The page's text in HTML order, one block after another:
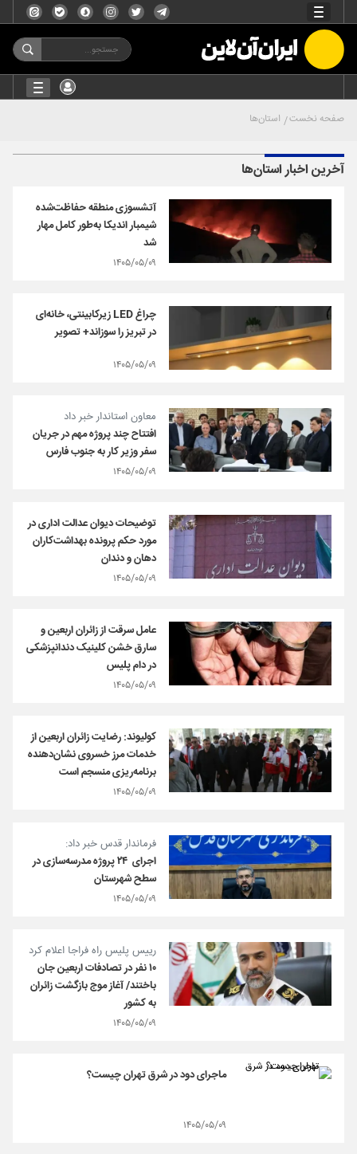
صفحه نخست استان‌ها
آخرین اخبار استان‌ها
آتشسوزی منطقه حفاظت‌شده
شیمبار اندیکا به‌طور کامل مهار
شد
۱۴۰۵/۰۵/۰۹
چراغ LED زیرکابینتی، خانه‌ای
در تبریز را سوزاند+ تصویر
۱۴۰۵/۰۵/۰۹
معاون استاندار خبر داد
افتتاح چند پروژه مهم در جریان
سفر وزیر کار به جنوب فارس
۱۴۰۵/۰۵/۰۹
توضیحات دیوان عدالت اداری در
مورد حکم پرونده بهداشت‌کاران
دهان و دندان
۱۴۰۵/۰۵/۰۹
عامل سرقت از زائران اربعین و
سارق خشن کلینیک دندانپزشکی
در دام پلیس
۱۴۰۵/۰۵/۰۹
کولیوند: رضایت زائران اربعین از
خدمات مرز خسروی نشان‌دهنده
برنامه‌ریزی منسجم است
۱۴۰۵/۰۵/۰۹
فرماندار قدس خبر داد:
اجرای ۲۴ پروژه مدرسه‌سازی در
سطح شهرستان
۱۴۰۵/۰۵/۰۹
رییس پلیس راه فراجا اعلام کرد
۱۰ نفر در تصادفات اربعین جان
باختند/ آغاز موج بازگشت زائران
به کشور
۱۴۰۵/۰۵/۰۹
ماجرای دود در شرق تهران چیست؟
۱۴۰۵/۰۵/۰۹